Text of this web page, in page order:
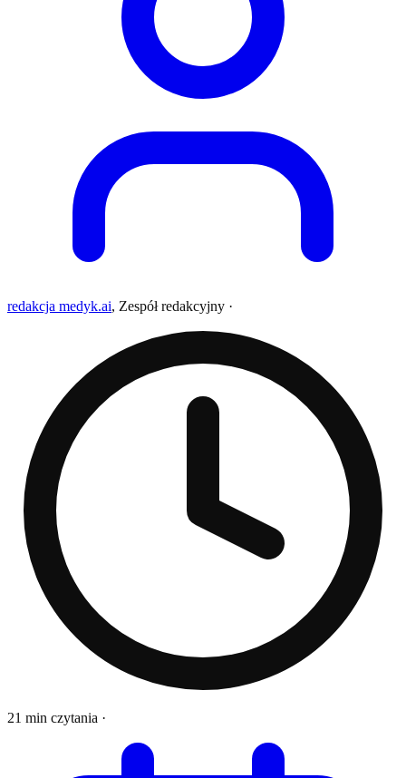
redakcja medyk.ai, Zespół redakcyjny ·
21 min czytania ·